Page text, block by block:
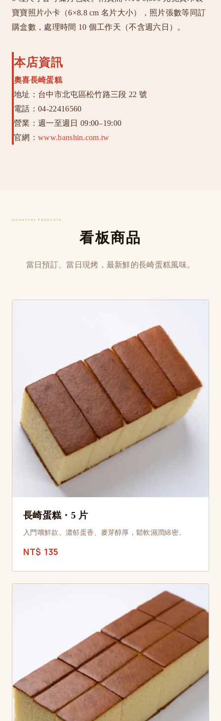
寶寶照片小卡（6×8.8 cm 名片大小），照片張數等同訂
購盒數，處理時間 10 個工作天（不含週六日）。
本店資訊
奧喜長崎蛋糕
地址：台中市北屯區松竹路三段 22 號
電話：04-22416560
營業：週一至週日 09:00–19:00
官網： www.banshin.com.tw
SIGNATURE PRODUCTS
看板商品
當日預訂、當日現烤，最新鮮的長崎蛋糕風味。
長崎蛋糕・5 片
入門嚐鮮款。濃郁蛋香、麥芽醇厚，鬆軟濕潤綿密。
NT$ 135